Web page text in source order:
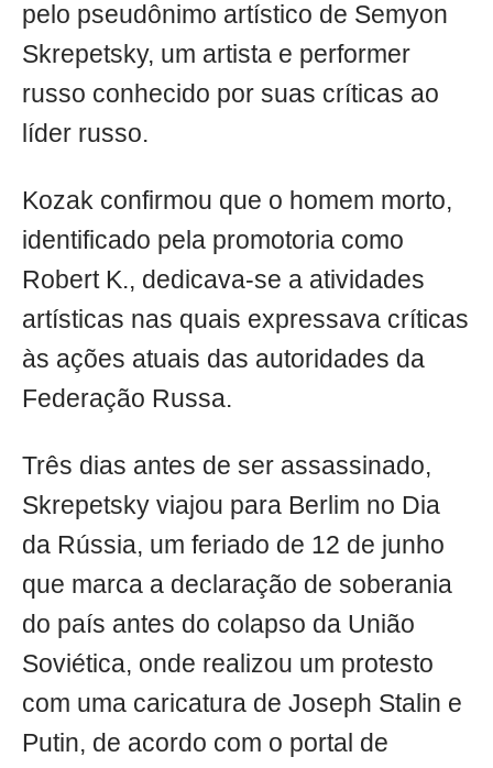
pelo pseudônimo artístico de Semyon
Skrepetsky, um artista e performer
russo conhecido por suas críticas ao
líder russo.
Kozak confirmou que o homem morto,
identificado pela promotoria como
Robert K., dedicava-se a atividades
artísticas nas quais expressava críticas
às ações atuais das autoridades da
Federação Russa.
Três dias antes de ser assassinado,
Skrepetsky viajou para Berlim no Dia
da Rússia, um feriado de 12 de junho
que marca a declaração de soberania
do país antes do colapso da União
Soviética, onde realizou um protesto
com uma caricatura de Joseph Stalin e
Putin, de acordo com o portal de